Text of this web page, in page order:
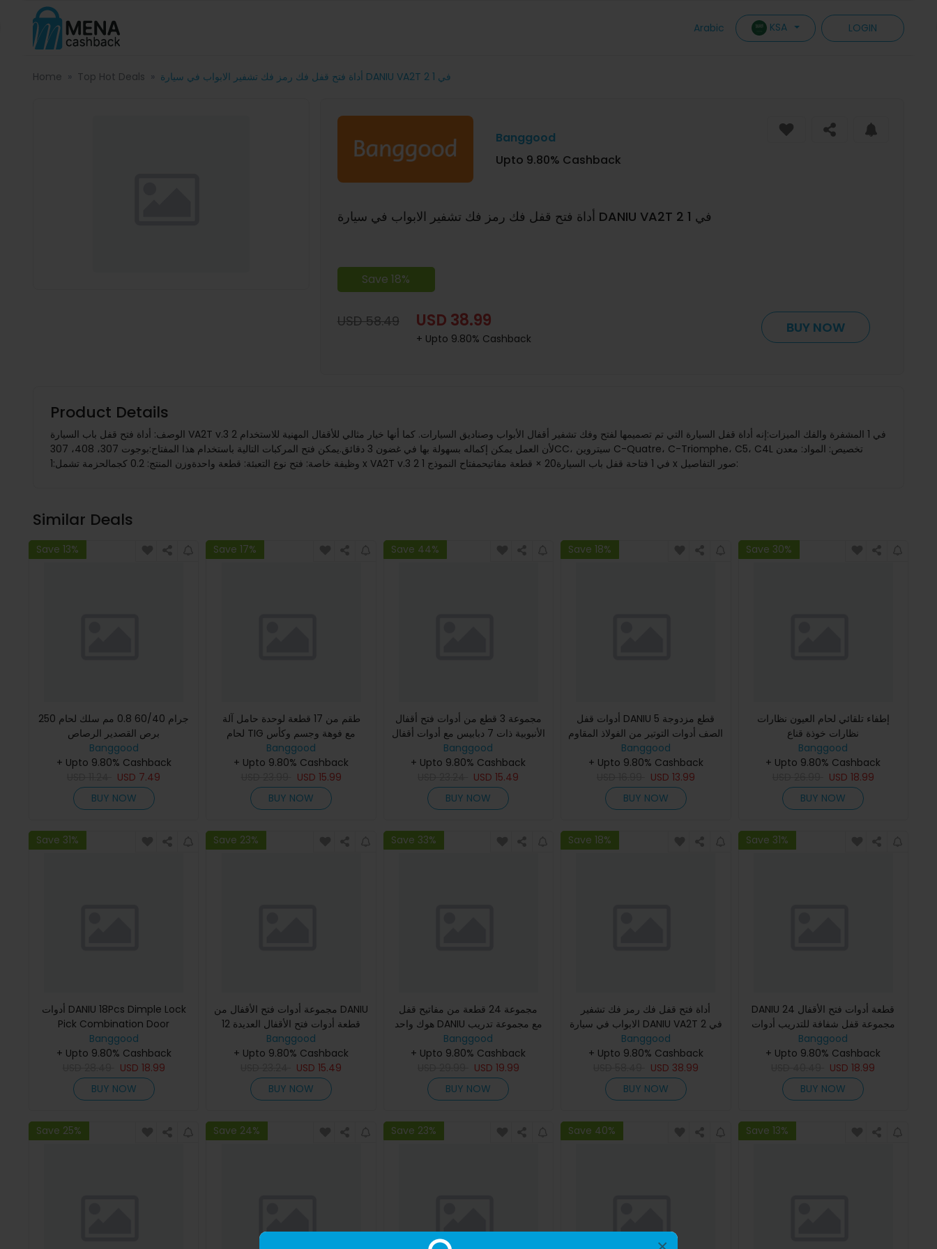
Arabic KSA LOGIN
Home Top Hot Deals أداة فتح قفل فك رمز فك تشفير الابواب في سيارة DANIU VA2T 2 في 1
Banggood
Upto 9.80% Cashback
أداة فتح قفل فك رمز فك تشفير الابواب في سيارة DANIU VA2T 2 في 1
Save 18%
USD 58.49 USD 38.99
+ Upto 9.80% Cashback
BUY NOW
Product Details
الوصف: أداة فتح قفل باب السيارة VA2T v.3 2 في 1 المشفرة والفك الميزات:إنه أداة قفل السيارة التي تم تصميمها لفتح وفك تشفير أقفال الأبواب وصناديق السيارات. كما أنها خيار مثالي للأقفال المهنية للاستخدام
لأن العمل يمكن إكماله بسهولة بها في غضون 3 دقائق.يمكن فتح المركبات التالية باستخدام هذا المفتاح:بوجوت 307، 408، 307CC، سيتروين C-Quatre، C-Triomphe، C5، C4L تخصيص: المواد: معدن
وظيفة خاصة: فتح نوع التعبئة: قطعة واحدةوزن المنتج: 0.2 كجمالحزمة تشمل:1 x VA2T v.3 2 في 1 فتاحة قفل باب السيارة20 × قطعة مفاتيحمفتاح النموذج 1 x صور التفاصيل:
Similar Deals
Save 13%
250 جرام 60/40 0.8 مم سلك لحام
برص القصدير الرصاص
Banggood
+ Upto 9.80% Cashback
USD 7.49
BUY NOW
Save 17%
طقم من 17 قطعة لوحدة حامل آلة
لحام TIG مع فوهة وجسم وكأس
وتنكستن WP-17 WP-18 WP-26
Banggood
+ Upto 9.80% Cashback
USD 15.99
BUY NOW
Save 44%
مجموعة 3 قطع من أدوات فتح أقفال
الأنبوبية ذات 7 دبابيس مع أدوات أقفال
الأنبوبية
Banggood
+ Upto 9.80% Cashback
USD15.49
BUY NOW
Save 18%
أدوات قفل DANIU 5 قطع مزدوجة
الصف أدوات التوتير من الفولاذ المقاوم
للصدأ أدوات اختيار الأقفال
Banggood
+ Upto 9.80% Cashback
USD 13.99
BUY NOW
Save 30%
إطفاء تلقائي لحام العيون نظارات
نظارات خوذة قناع
Banggood
+ Upto 9.80% Cashback
USD 18.99
BUY NOW
Save 31%
أدوات DANIU 18Pcs Dimple Lock
Pick Combination Door
Openner Locksmith
Banggood
+ Upto 9.80% Cashback
USD 18.99
BUY NOW
Save 23%
مجموعة أدوات فتح الأقفال من DANIU
12 قطعة أدوات فتح الأقفال العديدة
الشفافة مجموعة من الأقفال ،
مجموعة أدوات فتح الأقفال
Banggood
+ Upto 9.80% Cashback
USD15.49
BUY NOW
Save 33%
مجموعة 24 قطعة من مفاتيح قفل
هوك واحد DANIU مع مجموعة تدريب
على كيفية إصلاح الأقفال وإدراك
المهارات المكونة من قفل شفاف
Banggood
+ Upto 9.80% Cashback
USD 19.99
BUY NOW
Save 18%
أداة فتح قفل فك رمز فك تشفير
الابواب في سيارة DANIU VA2T 2 في
1
Banggood
+ Upto 9.80% Cashback
USD 38.99
BUY NOW
Save 31%
DANIU 24 قطعة أدوات فتح الأقفال
مجموعة قفل شفافة للتدريب أدوات
البراغيث
Banggood
+ Upto 9.80% Cashback
USD18.99
BUY NOW
Save 25% Save 24% Save 23% Save 40% Save 13%